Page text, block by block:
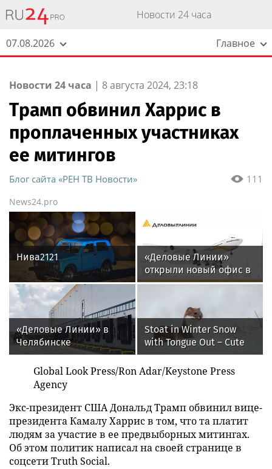
Новости 24 часа
07.08.2026 Главное
Новости 24 часа | 8 августа 2024, 23:18
Трамп обвинил Харрис в
проплаченных участниках
ее митингов
111
Блог сайта «РЕН ТВ Новости»
News24.pro
Нива2121
«Деловые Линии»
открыли новый офис в
аэропорту
«Деловые Линии» в
Челябинске
переезжают на новый
адрес
Stoat in Winter Snow
with Tongue Out – Cute
Wildlife Portrait
Global Look Press/Ron Adar/Keystone Press
Agency
Экс-президент США Дональд Трамп обвинил вице-
президента Камалу Харрис в том, что та платит
людям за участие в ее предвыборных митингах.
Об этом политик написал на своей странице в
соцсети Truth Social.